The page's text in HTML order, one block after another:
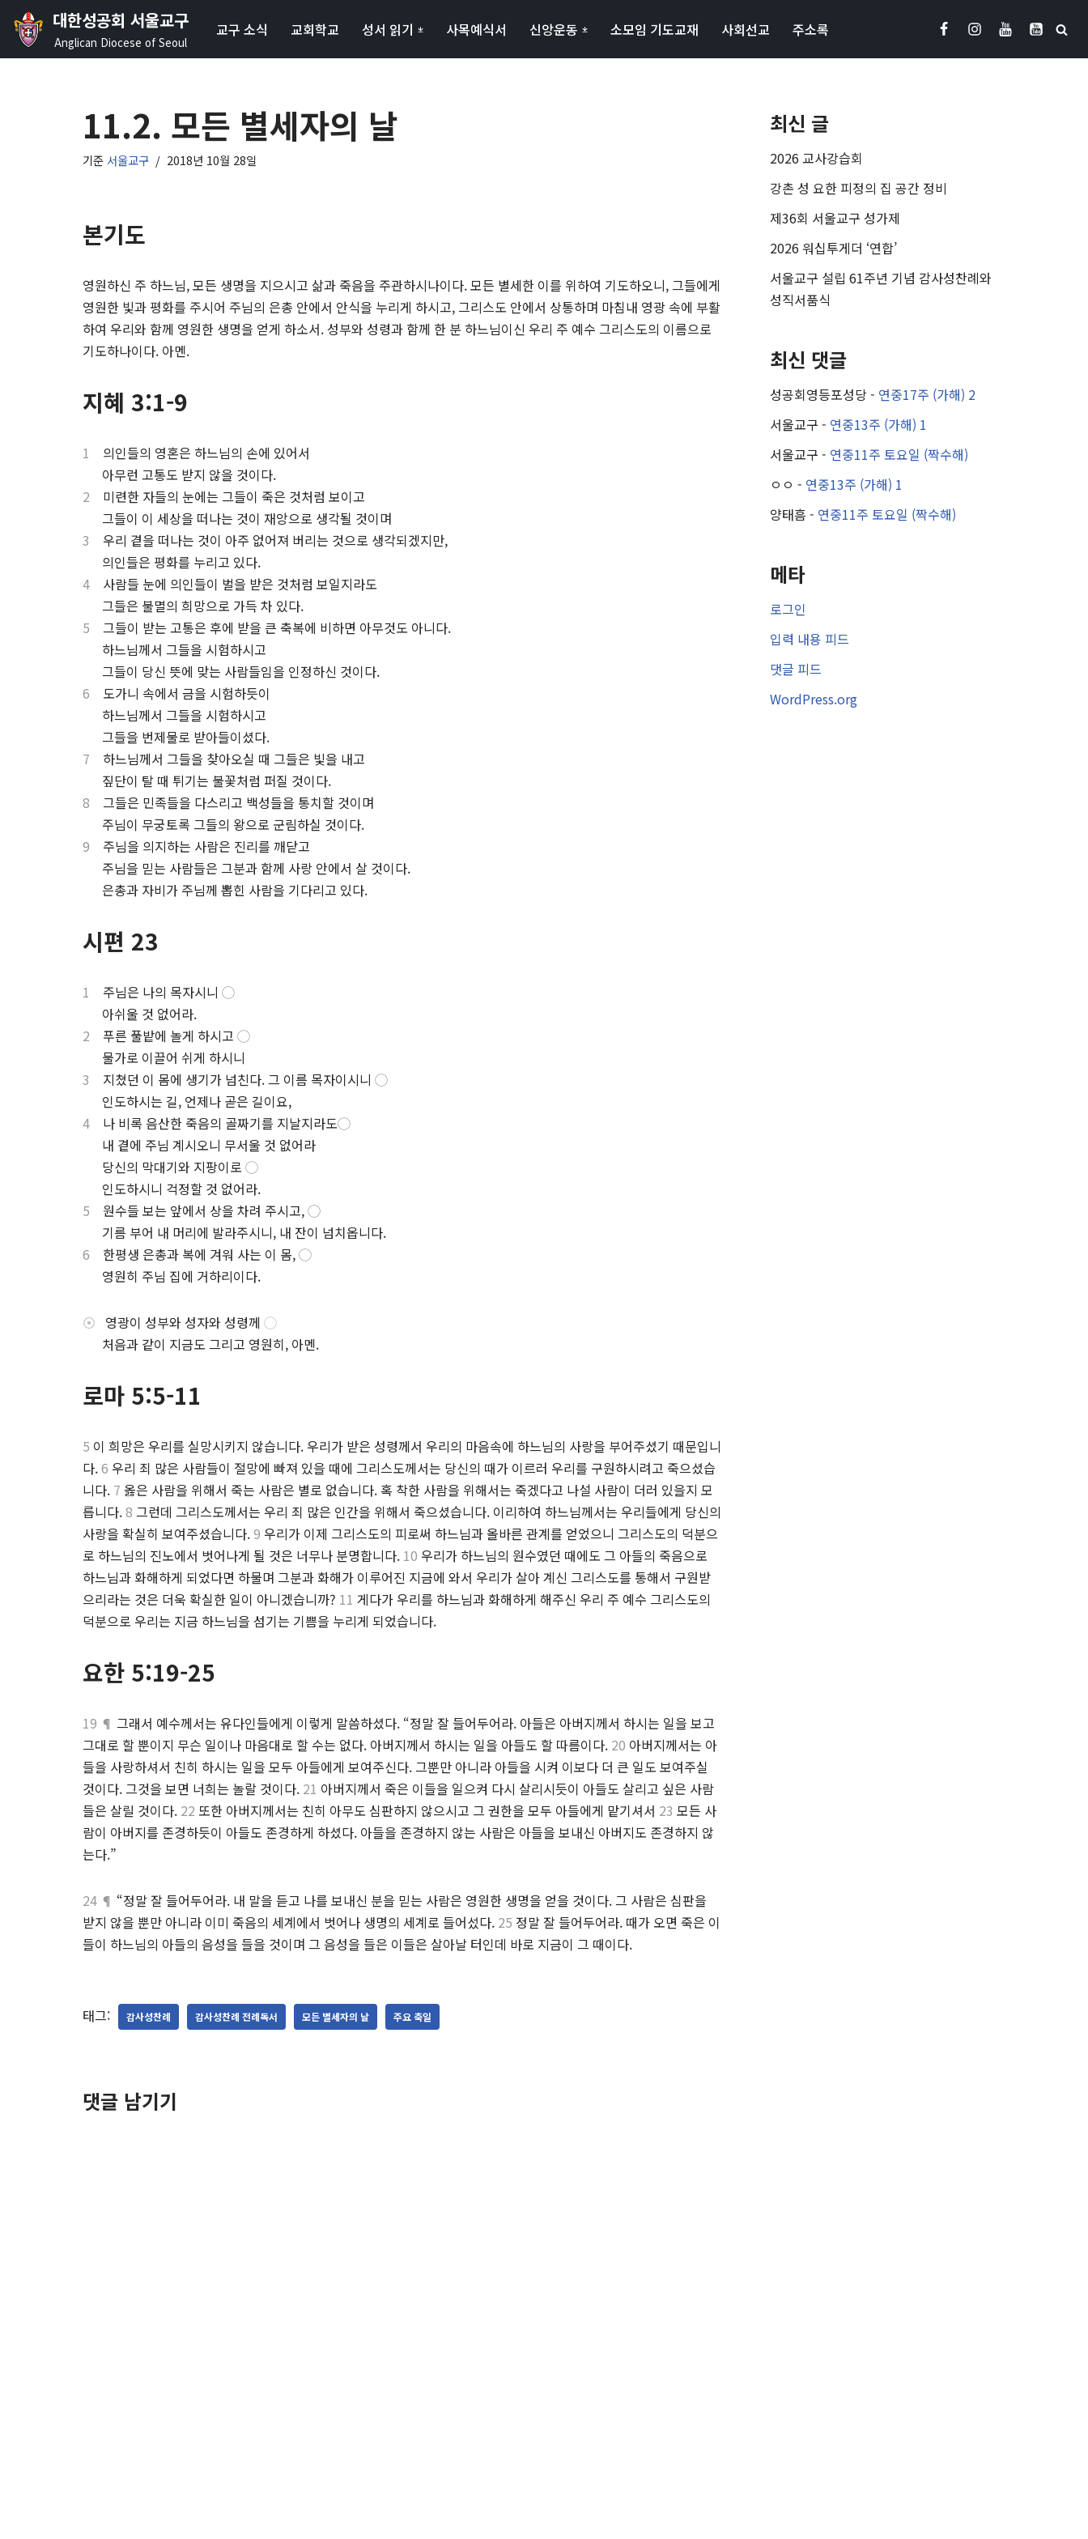
콘
대한성공회 서울교구
Anglican Diocese of Seoul
교구 소식 교회학교 성서 읽기 사목예식서 신앙운동 소모임 기도교재 사회선교 주소록
11.2. 모든 별세자의 날
기준 서울교구 2018년 10월 28일
본기도
영원하신 주 하느님, 모든 생명을 지으시고 삶과 죽음을 주관하시나이다. 모든 별세한 이를 위하여 기도하오니, 그들에게
영원한 빛과 평화를 주시어 주님의 은총 안에서 안식을 누리게 하시고, 그리스도 안에서 상통하며 마침내 영광 속에 부활
하여 우리와 함께 영원한 생명을 얻게 하소서. 성부와 성령과 함께 한 분 하느님이신 우리 주 예수 그리스도의 이름으로
기도하나이다. 아멘.
지혜 3:1-9
1
의인들의 영혼은 하느님의 손에 있어서
아무런 고통도 받지 않을 것이다.
2 미련한 자들의 눈에는 그들이 죽은 것처럼 보이고
그들이 이 세상을 떠나는 것이 재앙으로 생각될 것이며
3 우리 곁을 떠나는 것이 아주 없어져 버리는 것으로 생각되겠지만,
의인들은 평화를 누리고 있다.
4 사람들 눈에 의인들이 벌을 받은 것처럼 보일지라도
그들은 불멸의 희망으로 가득 차 있다.
5 그들이 받는 고통은 후에 받을 큰 축복에 비하면 아무것도 아니다.
하느님께서 그들을 시험하시고
그들이 당신 뜻에 맞는 사람들임을 인정하신 것이다.
6 도가니 속에서 금을 시험하듯이
하느님께서 그들을 시험하시고
그들을 번제물로 받아들이셨다.
7 하느님께서 그들을 찾아오실 때 그들은 빛을 내고
짚단이 탈 때 튀기는 불꽃처럼 퍼질 것이다.
8 그들은 민족들을 다스리고 백성들을 통치할 것이며
주님이 무궁토록 그들의 왕으로 군림하실 것이다.
9 주님을 의지하는 사람은 진리를 깨닫고
주님을 믿는 사람들은 그분과 함께 사랑 안에서 살 것이다.
은총과 자비가 주님께 뽑힌 사람을 기다리고 있다.
시편 23
1 주님은 나의 목자시니 ◯
아쉬울 것 없어라.
2 푸른 풀밭에 놀게 하시고 ◯
물가로 이끌어 쉬게 하시니
3 지쳤던 이 몸에 생기가 넘친다. 그 이름 목자이시니 ◯
인도하시는 길, 언제나 곧은 길이요,
4 나 비록 음산한 죽음의 골짜기를 지날지라도◯
내 곁에 주님 계시오니 무서울 것 없어라
당신의 막대기와 지팡이로 ◯
인도하시니 걱정할 것 없어라.
5 원수들 보는 앞에서 상을 차려 주시고,◯
기름 부어 내 머리에 발라주시니, 내 잔이 넘치옵니다.
6 한평생 은총과 복에 겨워 사는 이 몸,◯
영원히 주님 집에 거하리이다.
⦿ 영광이 성부와 성자와 성령께 ◯
처음과 같이 지금도 그리고 영원히, 아멘.
로마 5:5-11
5 이 희망은 우리를 실망시키지 않습니다. 우리가 받은 성령께서 우리의 마음속에 하느님의 사랑을 부어주셨기 때문입니
다.6 우리 죄 많은 사람들이 절망에 빠져 있을 때에 그리스도께서는 당신의 때가 이르러 우리를 구원하시려고 죽으셨습
니다. 7 옳은 사람을 위해서 죽는 사람은 별로 없습니다. 혹 착한 사람을 위해서는 죽겠다고 나설 사람이 더러 있을지 모
릅니다.8 그런데 그리스도께서는 우리 죄 많은 인간을 위해서 죽으셨습니다. 이리하여 하느님께서는 우리들에게 당신의
사랑을 확실히 보여주셨습니다.9 우리가 이제 그리스도의 피로써 하느님과 올바른 관계를 얻었으니 그리스도의 덕분으
로 하느님의 진노에서 벗어나게 될 것은 너무나 분명합니다. 10 우리가 하느님의 원수였던 때에도 그 아들의 죽음으로
하느님과 화해하게 되었다면 하물며 그분과 화해가 이루어진 지금에 와서 우리가 살아 계신 그리스도를 통해서 구원받
으리라는 것은 더욱 확실한 일이 아니겠습니까? 11 게다가 우리를 하느님과 화해하게 해주신 우리 주 예수 그리스도의
덕분으로 우리는 지금 하느님을 섬기는 기쁨을 누리게 되었습니다.
요한 5:19-25
19 ¶ 그래서 예수께서는 유다인들에게 이렇게 말씀하셨다. “정말 잘 들어두어라. 아들은 아버지께서 하시는 일을 보고
그대로 할 뿐이지 무슨 일이나 마음대로 할 수는 없다. 아버지께서 하시는 일을 아들도 할 따름이다. 20 아버지께서는 아
들을 사랑하셔서 친히 하시는 일을 모두 아들에게 보여주신다. 그뿐만 아니라 아들을 시켜 이보다 더 큰 일도 보여주실
것이다. 그것을 보면 너희는 놀랄 것이다. 21 아버지께서 죽은 이들을 일으켜 다시 살리시듯이 아들도 살리고 싶은 사람
들은 살릴 것이다. 22 또한 아버지께서는 친히 아무도 심판하지 않으시고 그 권한을 모두 아들에게 맡기셔서 23 모든 사
람이 아버지를 존경하듯이 아들도 존경하게 하셨다. 아들을 존경하지 않는 사람은 아들을 보내신 아버지도 존경하지 않
는다.”
24 ¶ “정말 잘 들어두어라. 내 말을 듣고 나를 보내신 분을 믿는 사람은 영원한 생명을 얻을 것이다. 그 사람은 심판을
받지 않을 뿐만 아니라 이미 죽음의 세계에서 벗어나 생명의 세계로 들어섰다. 25 정말 잘 들어두어라. 때가 오면 죽은 이
들이 하느님의 아들의 음성을 들을 것이며 그 음성을 들은 이들은 살아날 터인데 바로 지금이 그 때이다.
태그: 감사성찬례 감사성찬례 전례독서 모든 별세자의 날 주요 축일
댓글 남기기
최신 글
2026 교사강습회
강촌 성 요한 피정의 집 공간 정비
제36회 서울교구 성가제
2026 워십투게더 ‘연합’
서울교구 설립 61주년 기념 감사성찬례와
성직서품식
최신 댓글
성공회영등포성당- 연중17주 (가해) 2
서울교구 - 연중13주 (가해) 1
서울교구 - 연중11주 토요일 (짝수해)
ㅇㅇ - 연중13주 (가해) 1
양태흠 - 연중11주 토요일 (짝수해)
메타
로그인
입력 내용 피드
댓글 피드
WordPress.org